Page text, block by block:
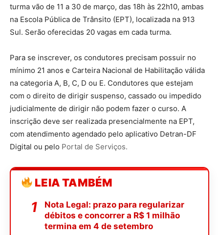
turma vão de 11 a 30 de março, das 18h às 22h10, ambas
na Escola Pública de Trânsito (EPT), localizada na 913
Sul. Serão oferecidas 20 vagas em cada turma.
Para se inscrever, os condutores precisam possuir no
mínimo 21 anos e Carteira Nacional de Habilitação válida
na categoria A, B, C, D ou E. Condutores que estejam
com o direito de dirigir suspenso, cassado ou impedido
judicialmente de dirigir não podem fazer o curso. A
inscrição deve ser realizada presencialmente na EPT,
com atendimento agendado pelo aplicativo Detran-DF
Digital ou pelo Portal de Serviços.
LEIA TAMBÉM
Nota Legal: prazo para regularizar
débitos e concorrer a R$ 1 milhão
termina em 4 de setembro